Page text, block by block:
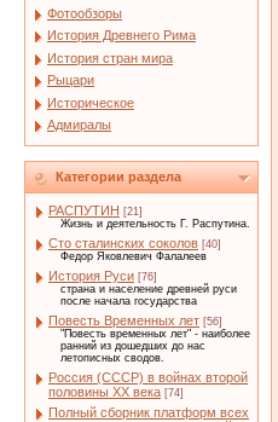
Фотообзоры
История Древнего Рима
История стран мира
Рыцари
Историческое
Адмиралы
Категории раздела
РАСПУТИН [21]
Жизнь и деятельность Г. Распутина.
Сто сталинских соколов [40]
Федор Яковлевич Фалалеев
История Руси [76]
страна и население древней руси
после начала государства
Повесть Временных лет [56]
"Повесть временных лет" - наиболее
ранний из дошедших до нас
летописных сводов.
Россия (СССР) в войнах второй
половины XX века [74]
Полный сборник платформ всех